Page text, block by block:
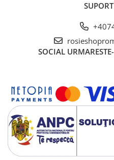
SOCIAL